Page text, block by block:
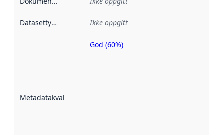
Datasettype Ikke oppgitt
Metadatakvalitet
Metadatakvalitet
God (60%)